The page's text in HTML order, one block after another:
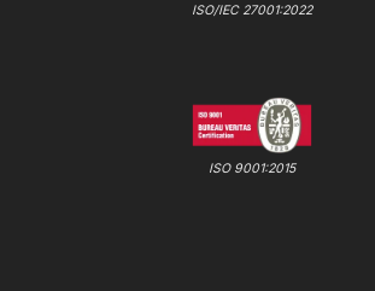
ISO/IEC 27001:2022
ISO 9001:2015